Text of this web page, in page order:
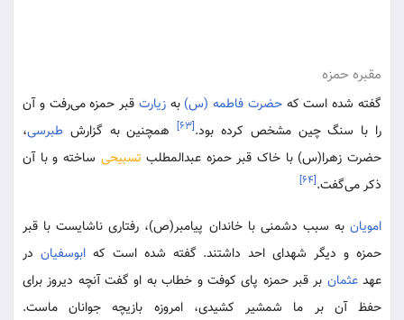
مقبره حمزه
گفته شده است کهحضرت فاطمه (س) بهزیارت قبر حمزه می‌رفت و آن
را با سنگ چین مشخص کرده بود.[۶۳] همچنین به گزارش طبرسی،
حضرت زهرا(س) با خاک قبر حمزه عبدالمطلب تسبیحی ساخته و با آن
ذکر می‌گفت.[۶۴]
امویان به سبب دشمنی با خاندان پیامبر(ص)، رفتاری ناشایست با قبر
حمزه و دیگر شهدای احد داشتند. گفته شده است کهابوسفیان در
عهدعثمان بر قبر حمزه پای کوفت و خطاب به او گفت آنچه دیروز برای
حفظ آن بر ما شمشیر کشیدی، امروزه بازیچه جوانان ماست.